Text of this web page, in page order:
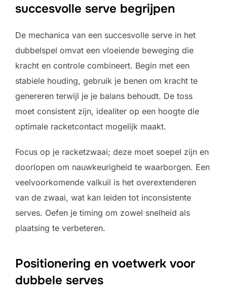
succesvolle serve begrijpen
De mechanica van een succesvolle serve in het
dubbelspel omvat een vloeiende beweging die
kracht en controle combineert. Begin met een
stabiele houding, gebruik je benen om kracht te
genereren terwijl je je balans behoudt. De toss
moet consistent zijn, idealiter op een hoogte die
optimale racketcontact mogelijk maakt.
Focus op je racketzwaai; deze moet soepel zijn en
doorlopen om nauwkeurigheid te waarborgen. Een
veelvoorkomende valkuil is het overextenderen
van de zwaai, wat kan leiden tot inconsistente
serves. Oefen je timing om zowel snelheid als
plaatsing te verbeteren.
Positionering en voetwerk voor
dubbele serves